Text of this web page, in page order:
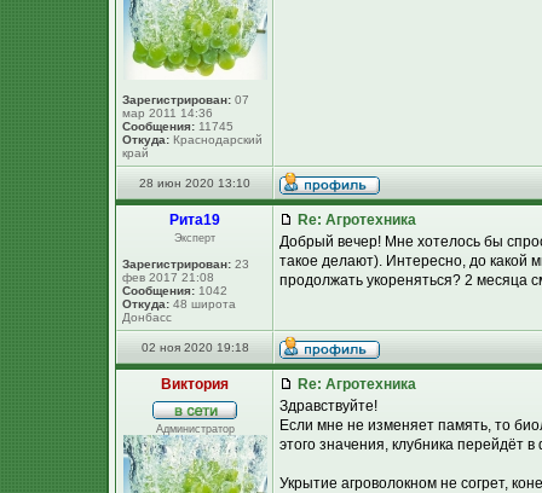
Зарегистрирован: 07
мар 2011 14:36
Сообщения: 11745
Откуда: Краснодарский
край
28 июн 2020 13:10
Рита19
Эксперт
Зарегистрирован: 23
фев 2017 21:08
Сообщения: 1042
Откуда: 48 широта
Донбасс
Re: Агротехника
Добрый вечер! Мне хотелось бы
такое делают). Интересно, до какой
продолжать укореняться? 2 месяца
02 ноя 2020 19:18
Виктория
Администратор
Re: Агротехника
Здравствуйте!
Если мне не изменяет память, то
этого значения, клубника перейдёт
Укрытие агроволокном не согрет,